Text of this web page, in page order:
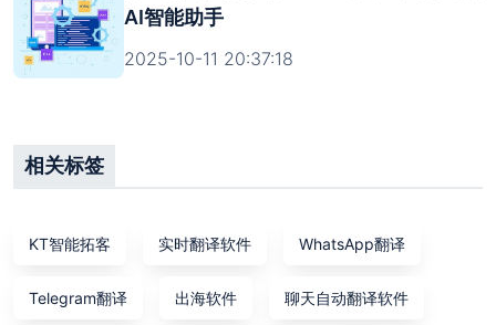
AI智能助手
2025-10-11 20:37:18
相关标签
KT智能拓客 实时翻译软件 WhatsApp翻译
Telegram翻译 出海软件 聊天自动翻译软件